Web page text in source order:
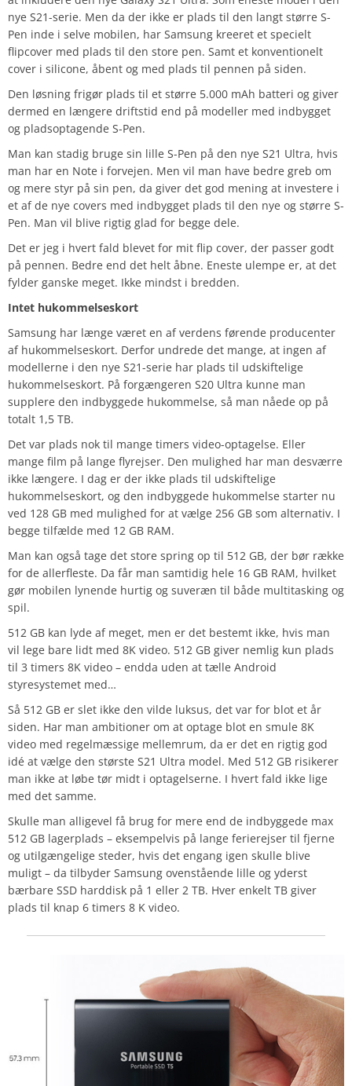
nye S21-serie. Men da der ikke er plads til den langt større S-
Pen inde i selve mobilen, har Samsung kreeret et specielt
flipcover med plads til den store pen. Samt et konventionelt
cover i silicone, åbent og med plads til pennen på siden.
Den løsning frigør plads til et større 5.000 mAh batteri og giver
dermed en længere driftstid end på modeller med indbygget
og pladsoptagende S-Pen.
Man kan stadig bruge sin lille S-Pen på den nye S21 Ultra, hvis
man har en Note i forvejen. Men vil man have bedre greb om
og mere styr på sin pen, da giver det god mening at investere i
et af de nye covers med indbygget plads til den nye og større S-
Pen. Man vil blive rigtig glad for begge dele.
Det er jeg i hvert fald blevet for mit flip cover, der passer godt
på pennen. Bedre end det helt åbne. Eneste ulempe er, at det
fylder ganske meget. Ikke mindst i bredden.
Intet hukommelseskort
Samsung har længe været en af verdens førende producenter
af hukommelseskort. Derfor undrede det mange, at ingen af
modellerne i den nye S21-serie har plads til udskiftelige
hukommelseskort. På forgængeren S20 Ultra kunne man
supplere den indbyggede hukommelse, så man nåede op på
totalt 1,5 TB.
Det var plads nok til mange timers video-optagelse. Eller
mange film på lange flyrejser. Den mulighed har man desværre
ikke længere. I dag er der ikke plads til udskiftelige
hukommelseskort, og den indbyggede hukommelse starter nu
ved 128 GB med mulighed for at vælge 256 GB som alternativ. I
begge tilfælde med 12 GB RAM.
Man kan også tage det store spring op til 512 GB, der bør række
for de allerfleste. Da får man samtidig hele 16 GB RAM, hvilket
gør mobilen lynende hurtig og suveræn til både multitasking og
spil.
512 GB kan lyde af meget, men er det bestemt ikke, hvis man
vil lege bare lidt med 8K video. 512 GB giver nemlig kun plads
til 3 timers 8K video – endda uden at tælle Android
styresystemet med…
Så 512 GB er slet ikke den vilde luksus, det var for blot et år
siden. Har man ambitioner om at optage blot en smule 8K
video med regelmæssige mellemrum, da er det en rigtig god
idé at vælge den største S21 Ultra model. Med 512 GB risikerer
man ikke at løbe tør midt i optagelserne. I hvert fald ikke lige
med det samme.
Skulle man alligevel få brug for mere end de indbyggede max
512 GB lagerplads – eksempelvis på lange ferierejser til fjerne
og utilgængelige steder, hvis det engang igen skulle blive
muligt – da tilbyder Samsung ovenstående lille og yderst
bærbare SSD harddisk på 1 eller 2 TB. Hver enkelt TB giver
plads til knap 6 timers 8 K video.